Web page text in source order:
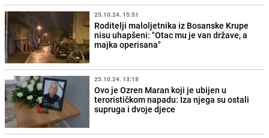
25.10.24. 15:51
Roditelji maloljetnika iz Bosanske Krupe
nisu uhapšeni: "Otac mu je van države, a
majka operisana"
25.10.24. 13:18
Ovo je Ozren Maran koji je ubijen u
terorističkom napadu: Iza njega su ostali
supruga i dvoje djece